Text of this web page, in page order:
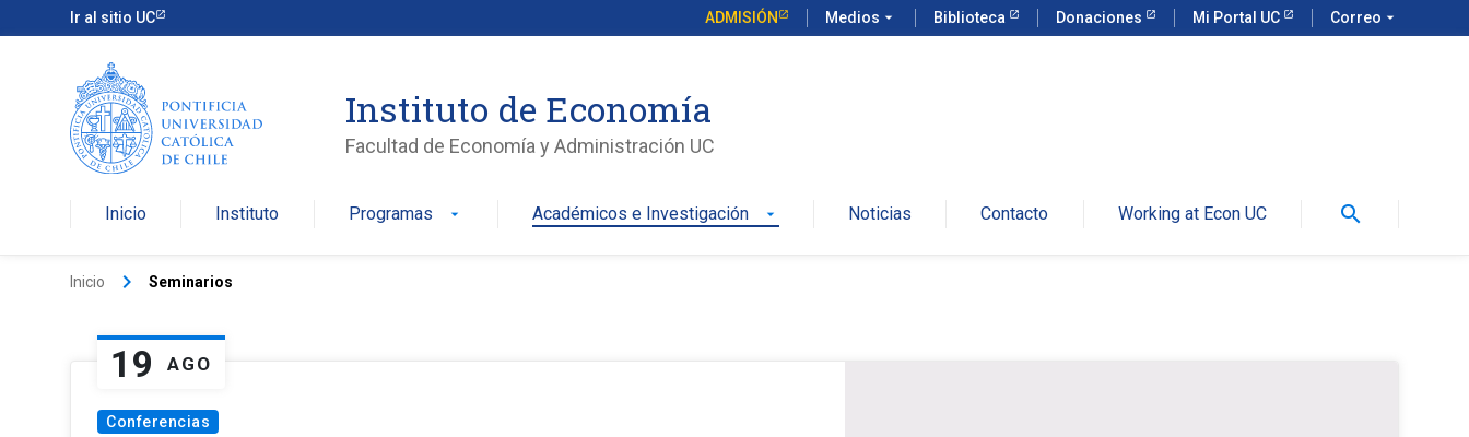
Ir al sitio UC ADMISIÓN Medios arrow_drop_down Biblioteca Donaciones Mi Portal UC Correo arrow_drop_down
Instituto de Economía
Facultad de Economía y Administración UC
Inicio Instituto Programas arrow_drop_down Académicos e Investigación arrow_drop_down Noticias Contacto Working at Econ UC search
Inicio keyboard_arrow_right Seminarios
19 AGO
Conferencias